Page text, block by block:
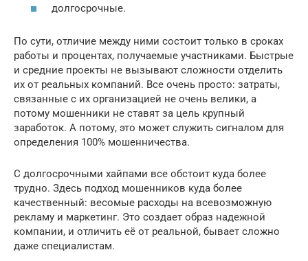
долгосрочные.
По сути, отличие между ними состоит только в сроках
работы и процентах, получаемые участниками. Быстрые
и средние проекты не вызывают сложности отделить
их от реальных компаний. Все очень просто: затраты,
связанные с их организацией не очень велики, а
потому мошенники не ставят за цель крупный
заработок. А потому, это может служить сигналом для
определения 100% мошенничества.
С долгосрочными хайпами все обстоит куда более
трудно. Здесь подход мошенников куда более
качественный: весомые расходы на всевозможную
рекламу и маркетинг. Это создает образ надежной
компании, и отличить её от реальной, бывает сложно
даже специалистам.